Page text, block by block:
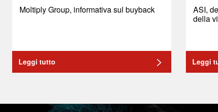
Moltiply Group, informativa sul buyback
Leggi tutto
ASI,
della
Leggi